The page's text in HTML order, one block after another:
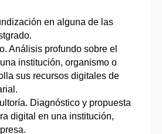
en alguna de las
Análisis profundo sobre el
institución, organismo o
sus recursos digitales de
Diagnóstico y propuesta
digital en una institución,